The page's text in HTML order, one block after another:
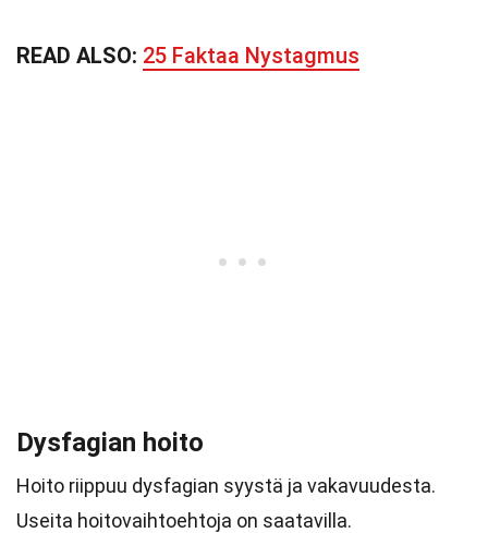
READ ALSO: 25 Faktaa Nystagmus
Dysfagian hoito
Hoito riippuu dysfagian syystä ja vakavuudesta.
Useita hoitovaihtoehtoja on saatavilla.